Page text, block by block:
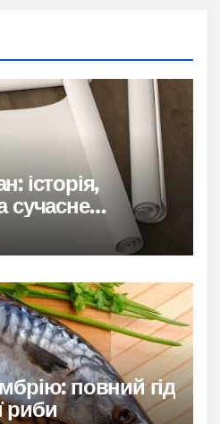
історія,
сучасне
повний гід
риби